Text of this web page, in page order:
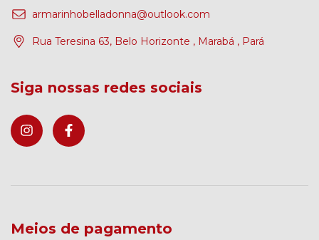
armarinhobelladonna@outlook.com
Rua Teresina 63, Belo Horizonte , Marabá , Pará
Siga nossas redes sociais
Meios de pagamento